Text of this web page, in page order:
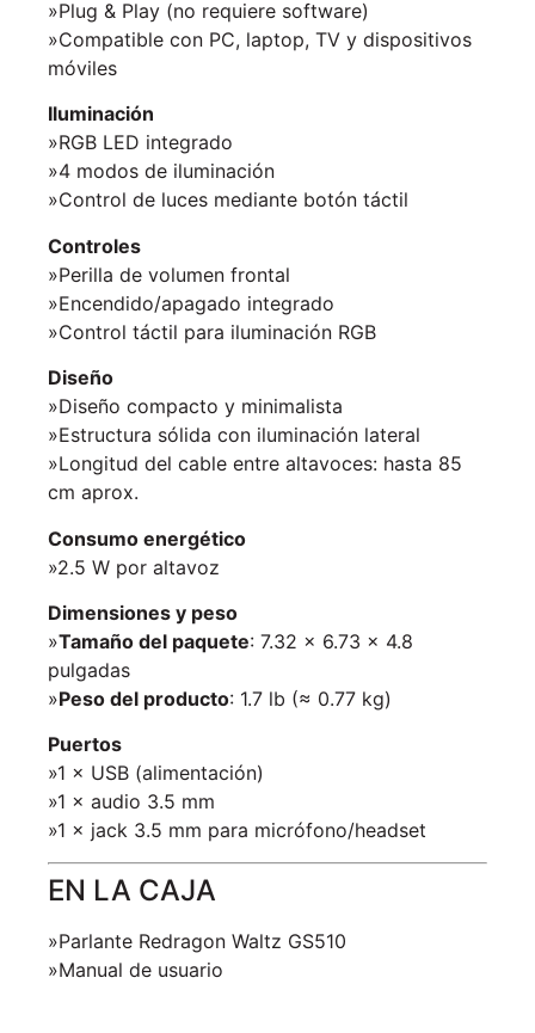
»Plug & Play (no requiere software)
»Compatible con PC, laptop, TV y dispositivos
móviles
Iluminación
»RGB LED integrado
»4 modos de iluminación
»Control de luces mediante botón táctil
Controles
»Perilla de volumen frontal
»Encendido/apagado integrado
»Control táctil para iluminación RGB
Diseño
»Diseño compacto y minimalista
»Estructura sólida con iluminación lateral
»Longitud del cable entre altavoces: hasta 85
cm aprox.
Consumo energético
»2.5 W por altavoz
Dimensiones y peso
»Tamaño del paquete: 7.32 × 6.73 × 4.8
pulgadas
»Peso del producto: 1.7 lb (≈ 0.77 kg)
Puertos
»1 × USB (alimentación)
»1 × audio 3.5 mm
»1 × jack 3.5 mm para micrófono/headset
EN LA CAJA
»Parlante Redragon Waltz GS510
»Manual de usuario